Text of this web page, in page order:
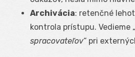
Archivácia: retenčné
kontrola prístupu. Vedieme „
spracovateľov“ pri